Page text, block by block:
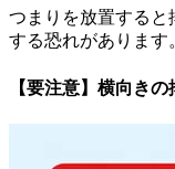
つまりを放置すると
する恐れがあります
【要注意】横向き